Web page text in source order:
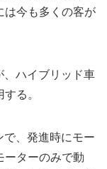
は今も多くの客が
ハイブリッド車
る。
、発進時にモー
ーターのみで動